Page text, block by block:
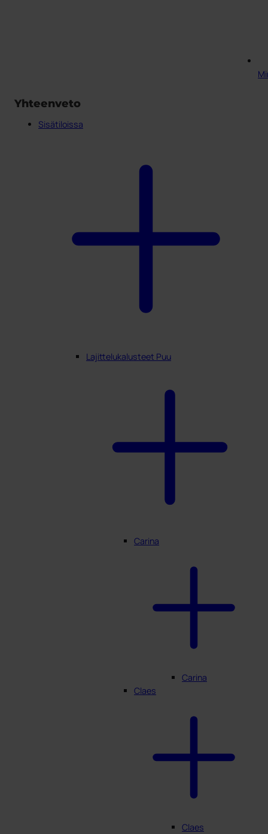
Yhteenveto
Sisätiloissa
Lajittelukalusteet Puu
Carina
Carina
Claes
Claes